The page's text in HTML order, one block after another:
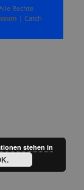
Rechte
| Catch
stehen in